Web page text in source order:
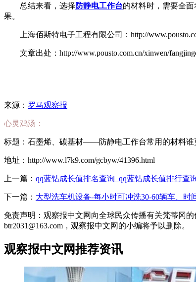
总结来看，选择 防静电工作台的材料时，需要全
果。
上海佰斯特电子工程有限公司：http://
文章出处：http://www.pousto.com.cn/xinwen/
来源： 罗马观察报
心灵鸡汤：
标题：石墨烯、碳基材——防静电工作台常用的材料谁
地址：http://www.l7k9.com/gcbyw/41396.html
上一篇： qq蓝钻成长值排名查询_qq蓝钻成长值排行查
下一篇： 大型洗车机设备-每小时可冲洗30-60辆车、时
免责声明：观察报中文网向全球民众传播有关梵蒂冈
btr2031@163.com，观察报中文网的小编将予以删除。
观察报中文网推荐资讯